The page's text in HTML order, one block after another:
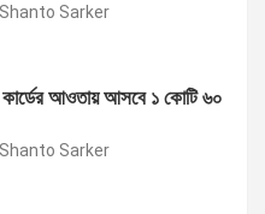
Shanto Sarker
কার্ডের আওতায় আসবে ১ কোটি ৬০
Shanto Sarker